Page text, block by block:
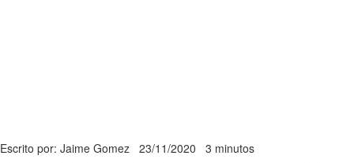
Escrito por: Jaime Gomez 23/11/2020 3 minutos